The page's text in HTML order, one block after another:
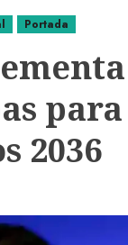
Portada
2036